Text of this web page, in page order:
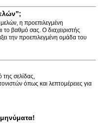
η προεπιλεγμένη
το βαθμό σας. Ο διαχειριστής
την προεπιλεγμένη ομάδα του
σελίδας,
όπως και λεπτομέρειες για